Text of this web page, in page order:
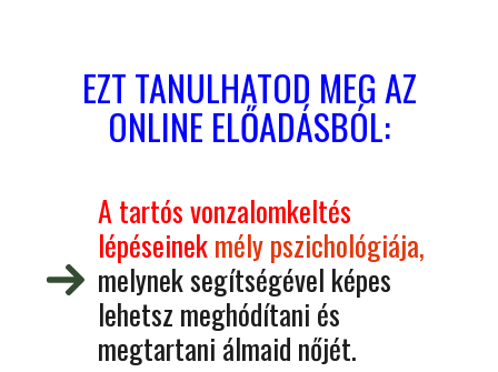
EZT TANULHATOD MEG AZ
ONLINE ELŐADÁSBÓL:
A tartós vonzalomkeltés
lépéseinekmély pszichológiája,
melynek segítségével képes
lehetsz meghódítani és
megtartani álmaid nőjét.